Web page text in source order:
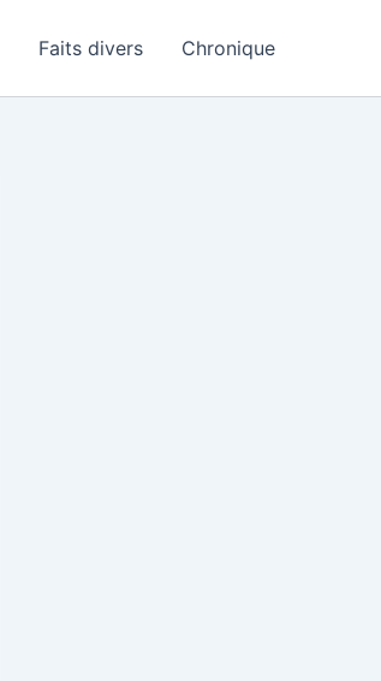
Faits divers Chronique